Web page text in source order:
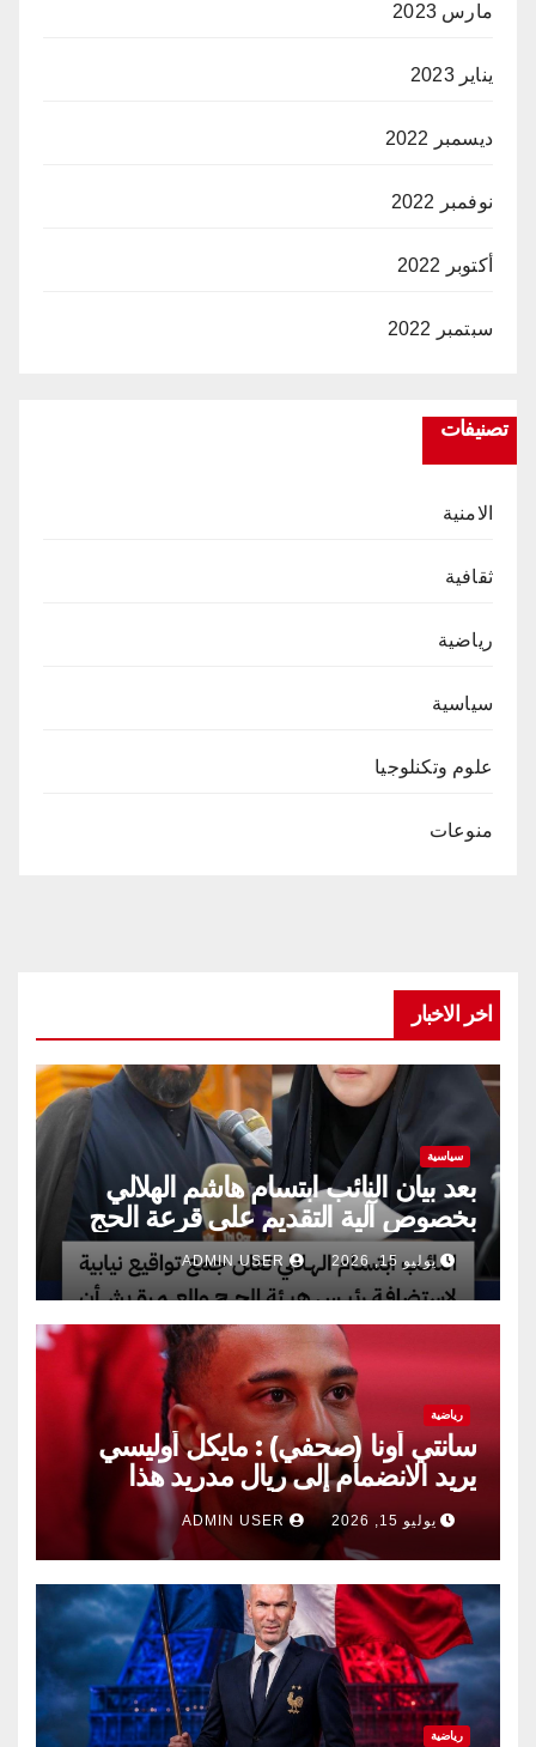
مارس 2023
يناير 2023
ديسمبر 2022
نوفمبر 2022
أكتوبر 2022
سبتمبر 2022
تصنيفات
الامنية
ثقافية
رياضية
سياسية
علوم وتكنلوجيا
منوعات
اخر الاخبار
سياسية
بعد بيان النائب ابتسام هاشم الهلالي
بخصوص آلية التقديم على قرعة الحج
يوليو 15, 2026
رياضية
سانتي أونا (صحفي) : مايكل أوليسي
يريد الانضمام إلى ريال مدريد هذا
الصيف.
يوليو 15, 2026 ADMIN USER
رياضية